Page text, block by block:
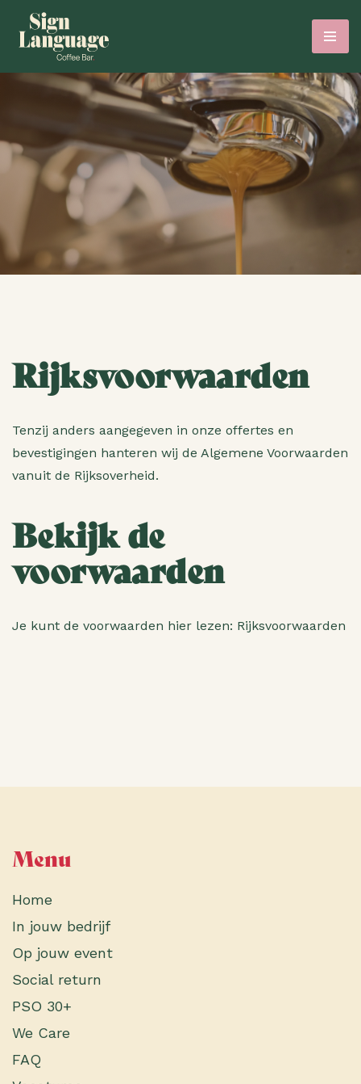
Rijksvoorwaarden
Tenzij anders aangegeven in onze offertes en
bevestigingen hanteren wij de Algemene Voorwaarden
vanuit de Rijksoverheid.
Bekijk de
voorwaarden
Je kunt de voorwaarden hier lezen: Rijksvoorwaarden
Menu
Home
In jouw bedrijf
Op jouw event
Social return
PSO 30+
We Care
FAQ